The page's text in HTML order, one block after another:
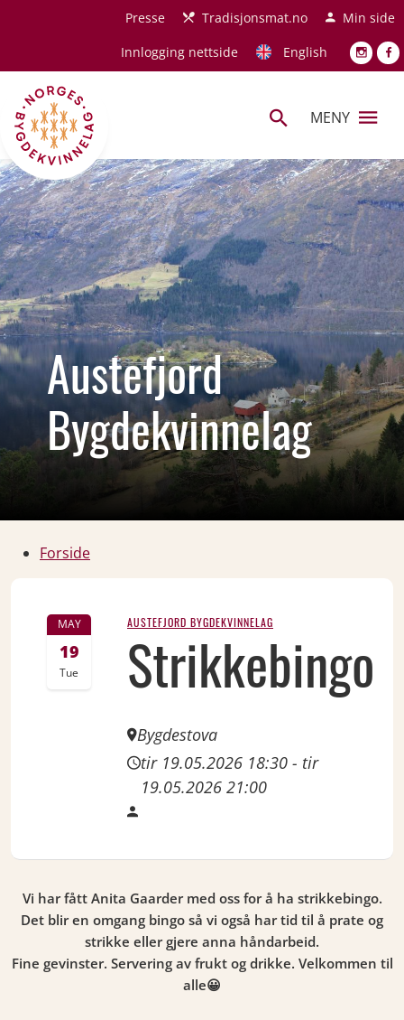
Hopp til hovedinnholdPresse Tradisjonsmat.no
Min side
Innlogging nettside
English
MENY
Austefjord
Bygdekvinnelag
Forside
MAY
19
Tue
AUSTEFJORD BYGDEKVINNELAG
Strikkebingo
Bygdestova
tir 19.05.2026 18:30 - tir
19.05.2026 21:00
Vi har fått Anita Gaarder med oss for å ha strikkebingo.
Det blir en omgang bingo så vi også har tid til å prate og
strikke eller gjere anna håndarbeid.
Fine gevinster. Servering av frukt og drikke. Velkommen til
alle😀